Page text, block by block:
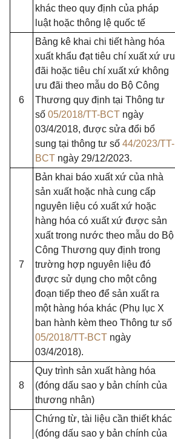
khác theo quy định của pháp
luật hoặc thông lệ quốc tế
6
Bảng kê khai chi tiết hàng hóa
xuất khẩu đạt tiêu chí xuất xứ ưu
đãi hoặc tiêu chí xuất xứ không
ưu đãi theo mẫu do Bộ Công
Thương quy định tại Thông tư
số 05/2018/TT-BCT ngày
03/4/2018, được sửa đổi bổ
sung tại thông tư số 44/2023/TT-
BCT ngày 29/12/2023.
7
Bản khai báo xuất xứ của nhà
sản xuất hoặc nhà cung cấp
nguyên liệu có xuất xứ hoặc
hàng hóa có xuất xứ được sản
xuất trong nước theo mẫu do Bộ
Công Thương quy định trong
trường hợp nguyên liệu đó
được sử dụng cho một công
đoạn tiếp theo để sản xuất ra
một hàng hóa khác (Phụ lục X
ban hành kèm theo Thông tư số
05/2018/TT-BCT ngày
03/4/2018).
8
Quy trình sản xuất hàng hóa
(đóng dấu sao y bản chính của
thương nhân)
Chứng từ, tài liệu cần thiết khác
(đóng dấu sao y bản chính của